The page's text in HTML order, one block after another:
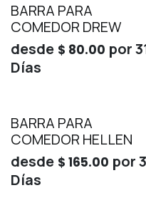
BARRA PARA
COMEDOR DREW
desde $ 80.00 por
Días
BARRA PARA
COMEDOR HELLEN
desde $ 165.00 por
Días